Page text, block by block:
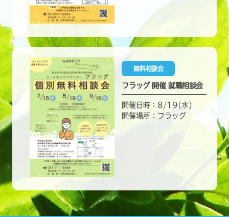
無料相談会
フラッグ 開催 就職相談会
開催日時：8/19(水)
開催場所：フラッグ